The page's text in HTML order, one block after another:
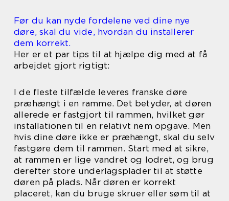
Før du kan nyde fordelene ved dine nye
døre, skal du vide, hvordan du installerer
dem korrekt.
Her er et par tips til at hjælpe dig med at få
arbejdet gjort rigtigt:
I de fleste tilfælde leveres franske døre
præhængt i en ramme. Det betyder, at døren
allerede er fastgjort til rammen, hvilket gør
installationen til en relativt nem opgave. Men
hvis dine døre ikke er præhængt, skal du selv
fastgøre dem til rammen. Start med at sikre,
at rammen er lige vandret og lodret, og brug
derefter store underlagsplader til at støtte
døren på plads. Når døren er korrekt
placeret, kan du bruge skruer eller søm til at